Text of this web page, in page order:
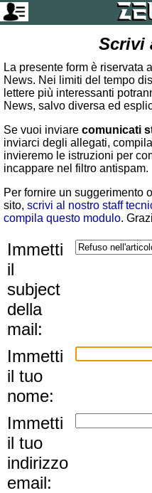
Scrivi
La presente form è riservata
News. Nei limiti del tempo
lettere più interessanti
News, salvo diversa ed
Se vuoi inviare comunicati
inviarci degli allegati,
invieremo le istruzioni per
incappare nel filtro antispam.
Per fornire un suggerimento
sito, scrivi al nostro staff
compila questo modulo.
Immetti
il
subject
della
mail:
Immetti
il tuo
nome:
Immetti
il tuo
indirizzo
email: